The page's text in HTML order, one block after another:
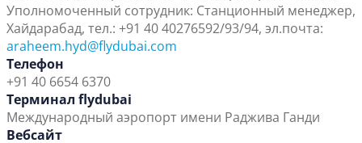
Уполномоченный сотрудник: Станционный менеджер,
Хайдарабад, тел.: +91 40 40276592/93/94, эл.почта:
araheem.hyd@flydubai.com
Телефон
+91 40 6654 6370
Терминал flydubai
Международный аэропорт имени Раджива Ганди
Вебсайт